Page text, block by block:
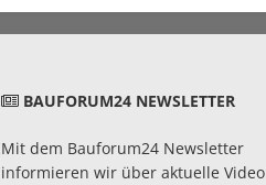
BAUFORUM24 NEWSLETTER
Mit dem Bauforum24 Newsletter
informieren wir über aktuelle Video